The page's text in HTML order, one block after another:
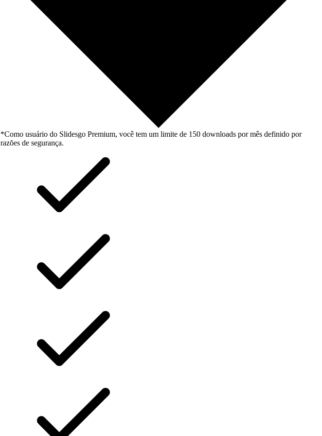
*Como usuário do Slidesgo Premium, você tem um limite de 150 downloads por mês definido por
razões de segurança.